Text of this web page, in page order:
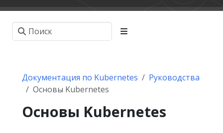
Документация по Kubernetes
Руководства
Основы Kubernetes
Основы Kubernetes